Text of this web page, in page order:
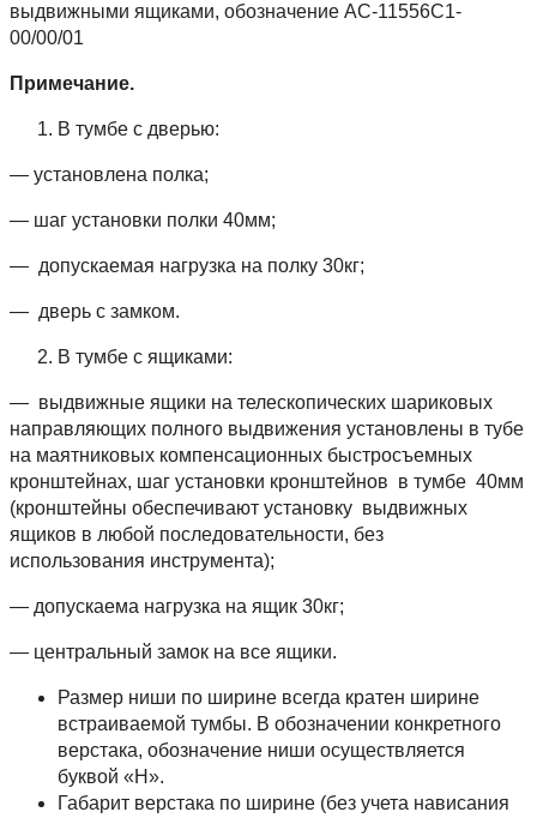
выдвижными ящиками, обозначение АС-11556С1-
00/00/01
Примечание.
В тумбе с дверью:
— установлена полка;
— шаг установки полки 40мм;
— допускаемая нагрузка на полку 30кг;
— дверь с замком.
В тумбе с ящиками:
— выдвижные ящики на телескопических шариковых
направляющих полного выдвижения установлены в тубе
на маятниковых компенсационных быстросъемных
кронштейнах, шаг установки кронштейнов в тумбе 40мм
(кронштейны обеспечивают установку выдвижных
ящиков в любой последовательности, без
использования инструмента);
— допускаема нагрузка на ящик 30кг;
— центральный замок на все ящики.
Размер ниши по ширине всегда кратен ширине
встраиваемой тумбы. В обозначении конкретного
верстака, обозначение ниши осуществляется
буквой «Н».
Габарит верстака по ширине (без учета нависания